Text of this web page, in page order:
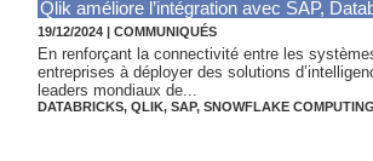
Qlik améliore l’intégration avec SAP,
19/12/2024 | COMMUNIQUÉS
En renforçant la connectivité entre les
entreprises à déployer des solutions
leaders mondiaux de...
DATABRICKS, QLIK, SAP, SNOWFLAKE COMPUTING